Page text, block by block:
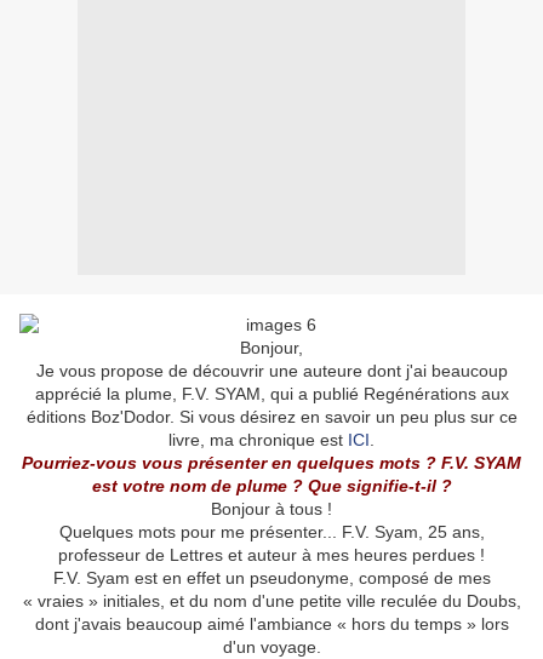
Bonjour,
Je vous propose de découvrir une auteure dont j'ai beaucoup
apprécié la plume, F.V. SYAM, qui a publié Regénérations aux
éditions Boz'Dodor. Si vous désirez en savoir un peu plus sur ce
livre, ma chronique est ICI
Pourriez-vous vous présenter en quelques mots ? F.V. SYAM
est votre nom de plume ? Que signifie-t-il ?
Bonjour à tous !
Quelques mots pour me présenter... F.V. Syam, 25 ans,
professeur de Lettres et auteur à mes heures perdues !
F.V. Syam est en effet un pseudonyme, composé de mes
« vraies » initiales, et du nom d'une petite ville reculée du Doubs,
dont j'avais beaucoup aimé l'ambiance « hors du temps » lors
d'un voyage.